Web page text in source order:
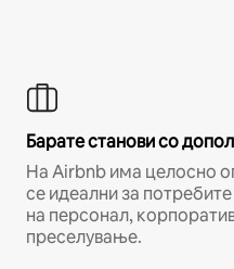
Барате станови со
На Airbnb има целосно
се идеални за
на персонал,
преселување.